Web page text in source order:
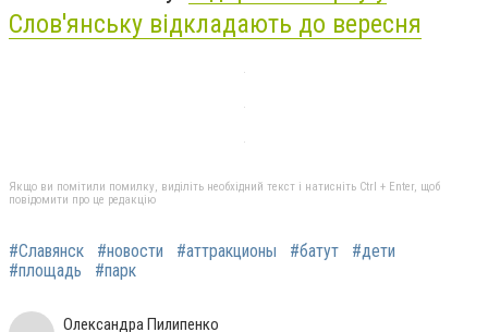
Слов'янську відкладають до вересня
Якщо ви помітили помилку, виділіть необхідний текст і натисніть Ctrl + Enter, щоб
повідомити про це редакцію
#Славянск #новости #аттракционы #батут
#дети
#площадь
#парк
Олександра Пилипенко